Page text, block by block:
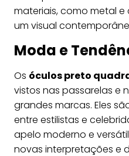
materiais, como metal
um visual
Moda e
Os óculos preto
vistos nas passarelas e
grandes marcas. Eles
entre estilistas e
apelo moderno e
novas interpretações e